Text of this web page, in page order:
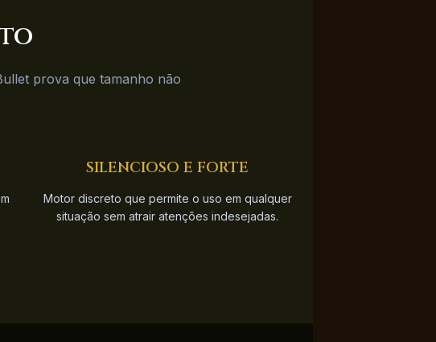
prova que tamanho não
SILENCIOSO E FORTE
Motor discreto que permite o uso em qualquer
situação sem atrair atenções indesejadas.